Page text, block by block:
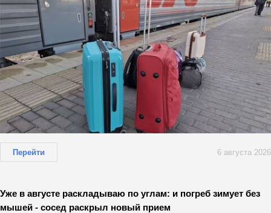
Перейти 6 августа 2026
Уже в августе раскладываю по углам: и погреб зимует без
мышей - сосед раскрыл новый прием